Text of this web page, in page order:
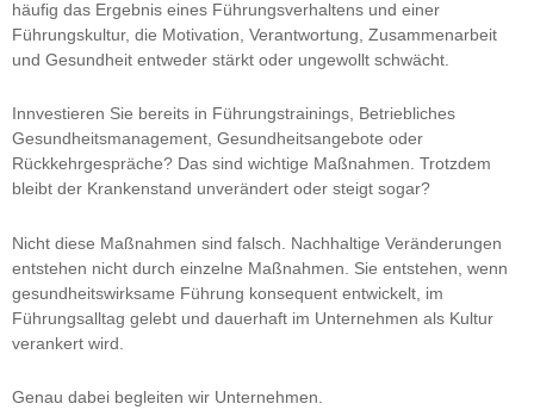
häufig das Ergebnis eines Führungsverhaltens und einer
Führungskultur, die Motivation, Verantwortung, Zusammenarbeit
und Gesundheit entweder stärkt oder ungewollt schwächt.
Innvestieren Sie bereits in Führungstrainings, Betriebliches
Gesundheitsmanagement, Gesundheitsangebote oder
Rückkehrgespräche? Das sind wichtige Maßnahmen. Trotzdem
bleibt der Krankenstand unverändert oder steigt sogar?
Nicht diese Maßnahmen sind falsch. Nachhaltige Veränderungen
entstehen nicht durch einzelne Maßnahmen. Sie entstehen, wenn
gesundheitswirksame Führung konsequent entwickelt, im
Führungsalltag gelebt und dauerhaft im Unternehmen als Kultur
verankert wird.
Genau dabei begleiten wir Unternehmen.